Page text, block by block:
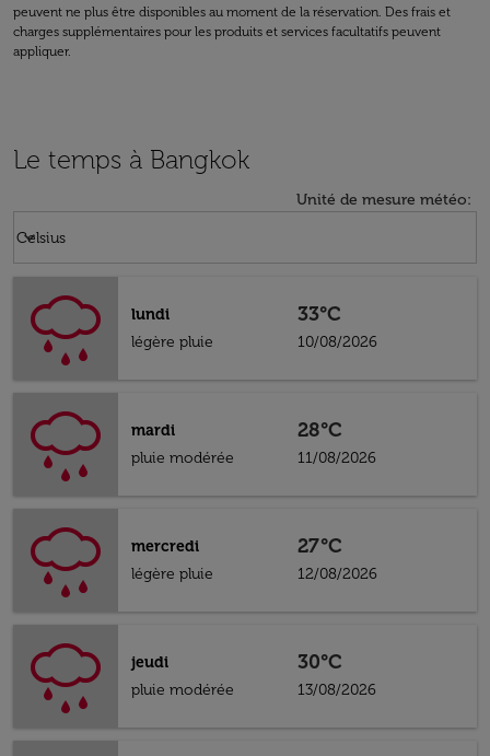
peuvent ne plus être disponibles au moment de la réservation. Des frais et
charges supplémentaires pour les produits et services facultatifs peuvent
appliquer.
Le temps à Bangkok
Unité de mesure météo:
Celsius
keyboard_arrow_down
lundi
légère pluie
33°C
10/08/2026
mardi
pluie modérée
28°C
11/08/2026
mercredi
légère pluie
27°C
12/08/2026
jeudi
pluie modérée
30°C
13/08/2026